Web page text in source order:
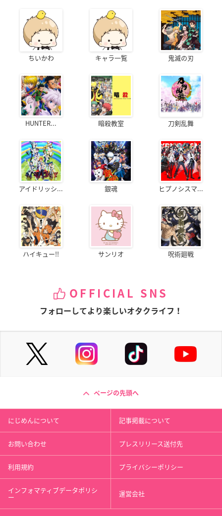
ちいかわ キャラ一覧 鬼滅の刃
HUNTER... 暗殺教室 刀剣乱舞
アイドリッシ... 銀魂 ヒプノシスマ...
ハイキュー!! サンリオ 呪術廻戦
OFFICIAL SNS
フォローしてより楽しいオタクライフ！
ページの先頭へ
にじめんについて 記事掲載について
お問い合わせ プレスリリース送付先
利用規約 プライバシーポリシー
インフォマティブデータポリシ
ー 運営会社